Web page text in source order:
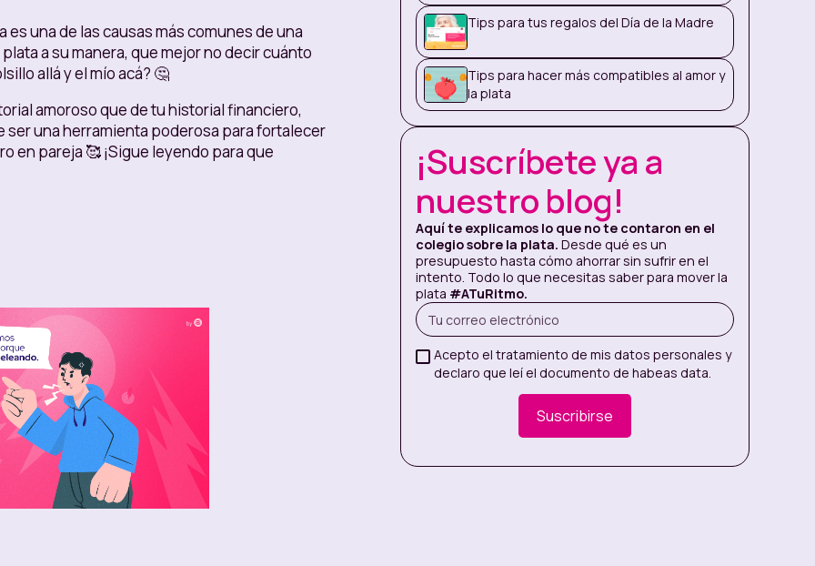
una de las causas más comunes de una
a su manera, que mejor no decir cuánto
allá y el mío acá? 🤔
amoroso que de tu historial financiero,
ser una herramienta poderosa para fortalecer
en pareja 🥰 ¡Sigue leyendo para que
Tips para tus regalos del Día de la Madre
Tips para hacer más compatibles al amor y
la plata
¡Suscríbete ya a
nuestro blog!
Aquí te explicamos lo que no te contaron en el
colegio sobre la plata. Desde qué es un
presupuesto hasta cómo ahorrar sin sufrir en el
intento. Todo lo que necesitas saber para mover la
plata #ATuRitmo.
Acepto el tratamiento de mis datos personales y
declaro que leí el documento de habeas data.